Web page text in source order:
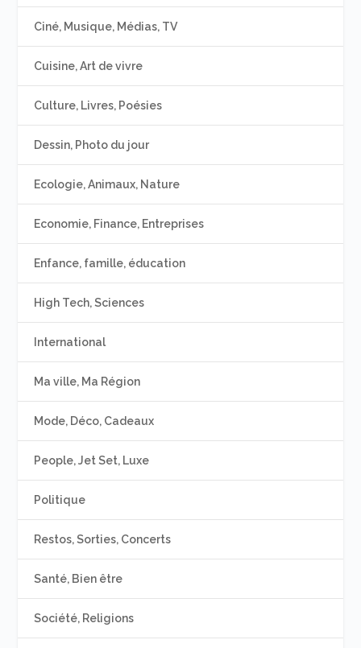
Ciné, Musique, Médias, TV
Cuisine, Art de vivre
Culture, Livres, Poésies
Dessin, Photo du jour
Ecologie, Animaux, Nature
Economie, Finance, Entreprises
Enfance, famille, éducation
High Tech, Sciences
International
Ma ville, Ma Région
Mode, Déco, Cadeaux
People, Jet Set, Luxe
Politique
Restos, Sorties, Concerts
Santé, Bien être
Société, Religions